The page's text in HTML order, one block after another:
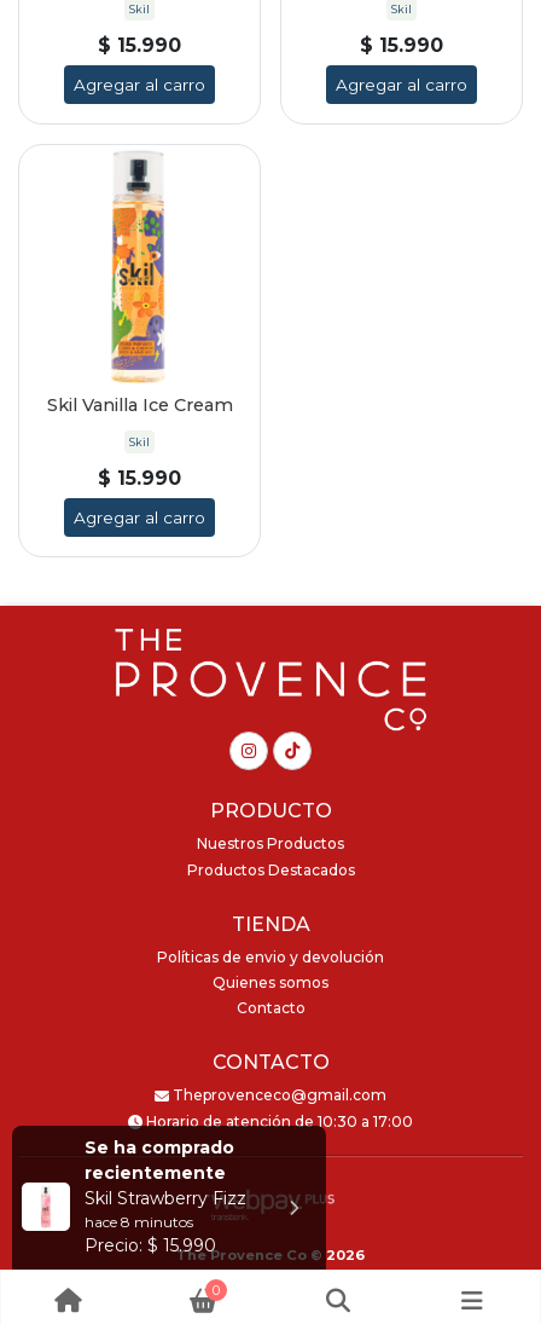
Skil
$ 15.990
Agregar al carro
Skil
$ 15.990
Agregar al carro
Skil Vanilla Ice Cream
Skil
$ 15.990
Agregar al carro
Se ha comprado
recientemente
Skil Strawberry Fizz
hace 8 minutos
Precio: $ 15.990
PRODUCTO
Nuestros Productos
Productos Destacados
TIENDA
Políticas de envio y devolución
Quienes somos
Contacto
CONTACTO
Theprovenceco@gmail.com
Horario de atención de 10:30 a 17:00
The Provence Co © 2026
Creado por
0